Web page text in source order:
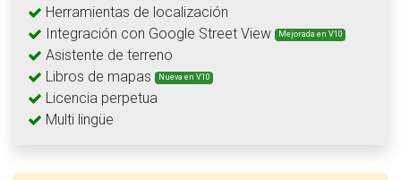
Herramientas de localización
Integración con Google Street View
Mejorada en V10
Asistente de terreno
Libros de mapas
Nueva en V10
Licencia perpetua
Multi lingüe